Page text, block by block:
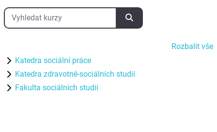
Vyhledat kurzy
Vyhledat kurzy
Rozbalit vše
Katedra sociální práce
Katedra zdravotně-sociálních studií
Fakulta sociálních studií